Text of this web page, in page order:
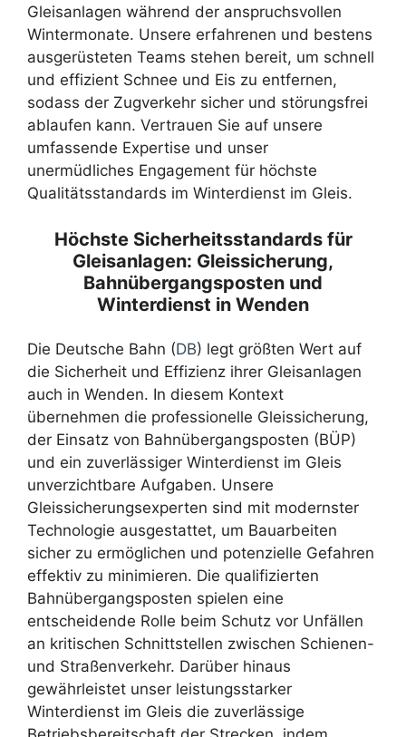
Gleisanlagen während der anspruchsvollen
Wintermonate. Unsere erfahrenen und bestens
ausgerüsteten Teams stehen bereit, um schnell
und effizient Schnee und Eis zu entfernen,
sodass der Zugverkehr sicher und störungsfrei
ablaufen kann. Vertrauen Sie auf unsere
umfassende Expertise und unser
unermüdliches Engagement für höchste
Qualitätsstandards im Winterdienst im Gleis.
Höchste Sicherheitsstandards für
Gleisanlagen: Gleissicherung,
Bahnübergangsposten und
Winterdienst in Wenden
Die Deutsche Bahn (DB) legt größten Wert auf
die Sicherheit und Effizienz ihrer Gleisanlagen
auch in Wenden. In diesem Kontext
übernehmen die professionelle Gleissicherung,
der Einsatz von Bahnübergangsposten (BÜP)
und ein zuverlässiger Winterdienst im Gleis
unverzichtbare Aufgaben. Unsere
Gleissicherungsexperten sind mit modernster
Technologie ausgestattet, um Bauarbeiten
sicher zu ermöglichen und potenzielle Gefahren
effektiv zu minimieren. Die qualifizierten
Bahnübergangsposten spielen eine
entscheidende Rolle beim Schutz vor Unfällen
an kritischen Schnittstellen zwischen Schienen-
und Straßenverkehr. Darüber hinaus
gewährleistet unser leistungsstarker
Winterdienst im Gleis die zuverlässige